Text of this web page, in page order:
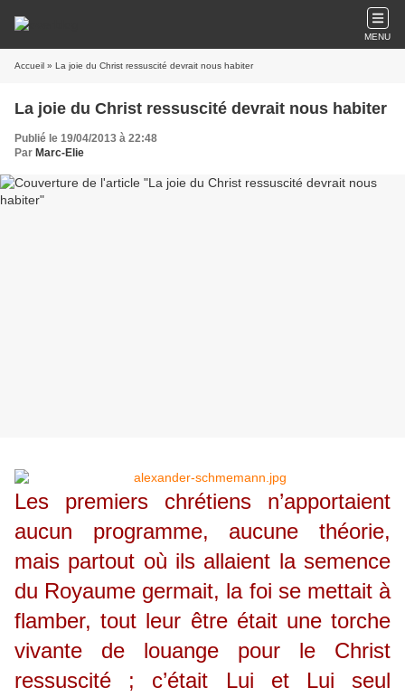
MENU
Accueil » La joie du Christ ressuscité devrait nous habiter
La joie du Christ ressuscité devrait nous habiter
Publié le 19/04/2013 à 22:48
Par Marc-Elie
Les premiers chrétiens n’apportaient
aucun programme, aucune théorie,
mais partout où ils allaient la semence
du Royaume germait, la foi se mettait à
flamber, tout leur être était une torche
vivante de louange pour le Christ
ressuscité ; c’était Lui et Lui seul